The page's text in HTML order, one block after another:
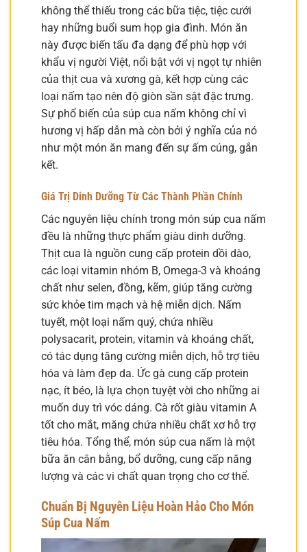
không thể thiếu trong các bữa tiệc, tiệc cưới
hay những buổi sum họp gia đình. Món ăn
này được biến tấu đa dạng để phù hợp với
khẩu vị người Việt, nổi bật với vị ngọt tự nhiên
của thịt cua và xương gà, kết hợp cùng các
loại nấm tạo nên độ giòn sần sật đặc trưng.
Sự phổ biến của súp cua nấm không chỉ vì
hương vị hấp dẫn mà còn bởi ý nghĩa của nó
như một món ăn mang đến sự ấm cúng, gắn
kết.
Giá Trị Dinh Dưỡng Từ Các Thành Phần Chính
Các nguyên liệu chính trong món súp cua nấm
đều là những thực phẩm giàu dinh dưỡng.
Thịt cua là nguồn cung cấp protein dồi dào,
các loại vitamin nhóm B, Omega-3 và khoáng
chất như selen, đồng, kẽm, giúp tăng cường
sức khỏe tim mạch và hệ miễn dịch. Nấm
tuyết, một loại nấm quý, chứa nhiều
polysacarit, protein, vitamin và khoáng chất,
có tác dụng tăng cường miễn dịch, hỗ trợ tiêu
hóa và làm đẹp da. Ức gà cung cấp protein
nạc, ít béo, là lựa chọn tuyệt vời cho những ai
muốn duy trì vóc dáng. Cà rốt giàu vitamin A
tốt cho mắt, măng chứa nhiều chất xơ hỗ trợ
tiêu hóa. Tổng thể, món súp cua nấm là một
bữa ăn cân bằng, bổ dưỡng, cung cấp năng
lượng và các vi chất quan trọng cho cơ thể.
Chuẩn Bị Nguyên Liệu Hoàn Hảo Cho Món
Súp Cua Nấm